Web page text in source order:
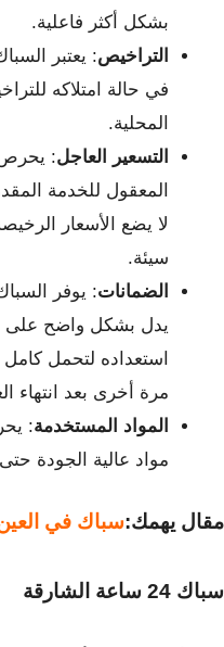
بشكل أكثر فاعلية.
التراخيص: يعتبر
في حالة امتلاكه
المحلية.
التسعير العاجل: يحرص
المعقول للخدمة
لا يضع الأسعار
سيئة.
الضمانات: يوفر
يدل بشكل واضح على
استعداده لتحمل
مرة أخرى بعد انتهاء
المواد المستخدمة:
مواد عالية الجودة
مقال يهمك:سباك في
سباك 24 ساعة الشارقة